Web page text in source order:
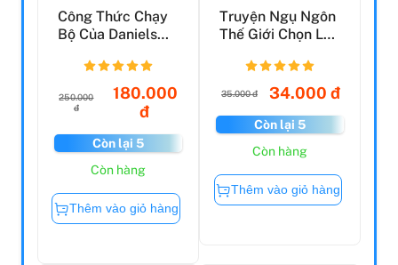
Công Thức Chạy
Bộ Của Daniels
250.000
đ
180.000
đ
Còn lại 5
Còn hàng
Thêm vào giỏ hàng
Truyện Ngụ Ngôn
Thế Giới Chọn Lọc
35.000 đ 34.000 đ
Còn lại 5
Còn hàng
Thêm vào giỏ hàng